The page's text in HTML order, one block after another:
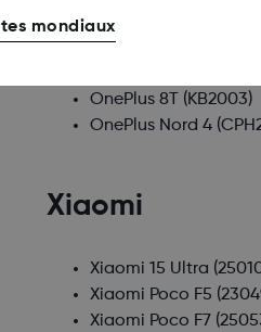
Oneplus
OnePlus 8T
(KB2003)
OnePlus Nord 4
Xiaomi
Xiaomi 15 Ultra
Xiaomi Poco F5
Xiaomi Poco F7
mondiaux